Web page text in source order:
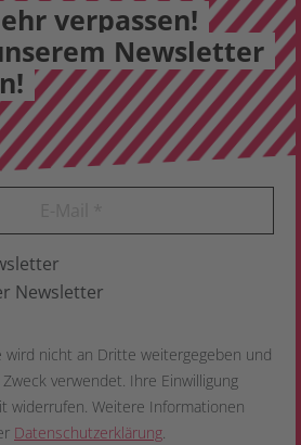
verpassen!
Newsletter
Newsletter
wird nicht an Dritte weitergegeben und
verwendet. Ihre Einwilligung
widerrufen. Weitere Informationen
Datenschutzerklärung.